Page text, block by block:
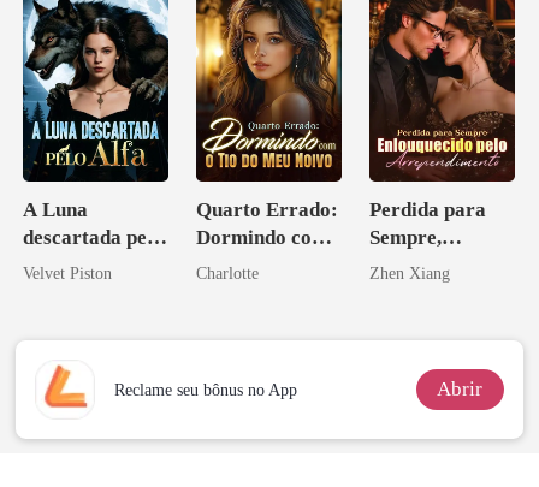
A Luna
descartada pelo
Alfa
Velvet Piston
Quarto Errado:
Dormindo com
o Tio do Meu
Charlotte
Perdida para
Sempre,
Enlouquecido
o
Zhen Xiang
Reclame seu bônus no App Abrir